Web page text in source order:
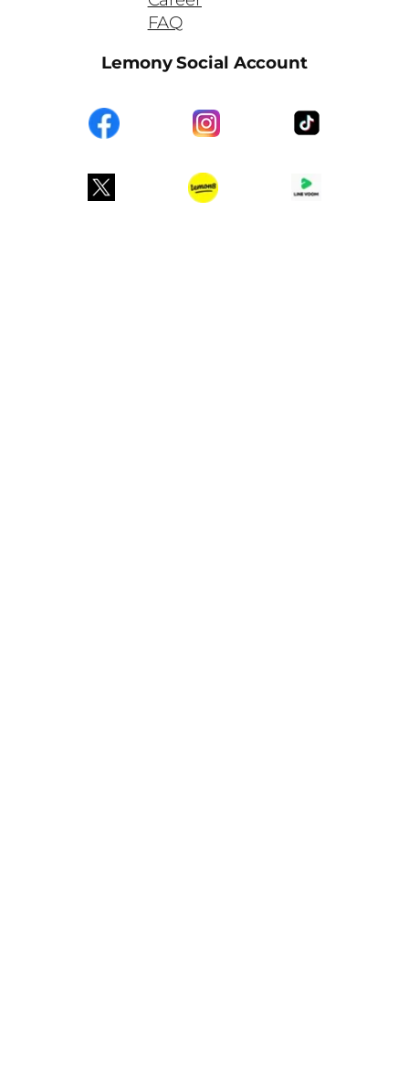
FAQ
Lemony Social Account